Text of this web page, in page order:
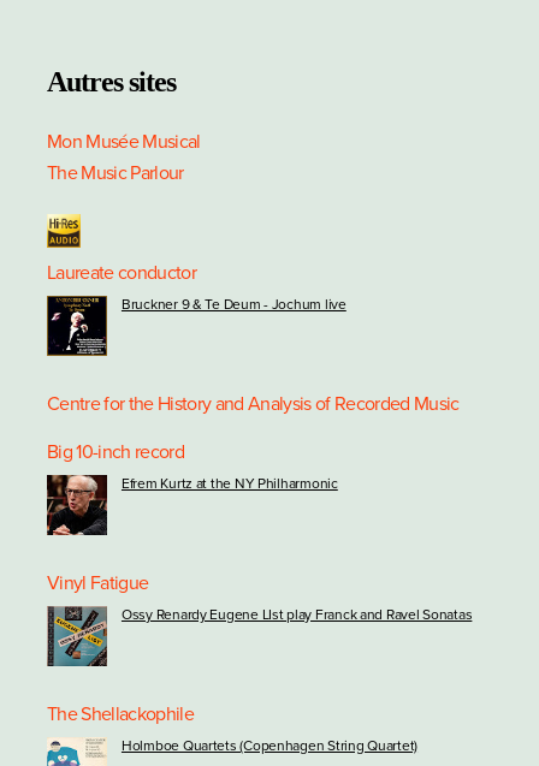
Autres sites
Mon Musée Musical
The Music Parlour
Laureate conductor
Bruckner 9 & Te Deum - Jochum live
Centre for the History and Analysis of Recorded Music
Big 10-inch record
Efrem Kurtz at the NY Philharmonic
Vinyl Fatigue
Ossy Renardy Eugene LIst play Franck and Ravel Sonatas
The Shellackophile
Holmboe Quartets (Copenhagen String Quartet)